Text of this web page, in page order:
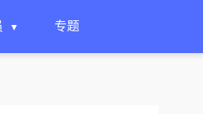
专题